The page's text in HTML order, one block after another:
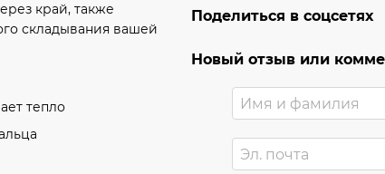
край, также
складывания вашей
тепло
Поделиться в соцсетях
Новый отзыв или